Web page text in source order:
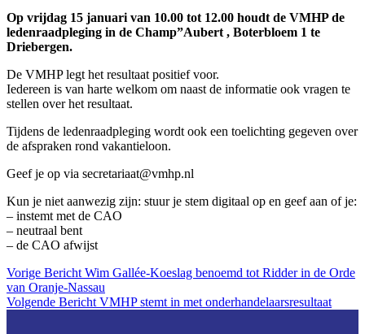
Op vrijdag 15 januari van 10.00 tot 12.00 houdt de VMHP de
ledenraadpleging in de Champ”Aubert , Boterbloem 1 te
Driebergen.
De VMHP legt het resultaat positief voor.
Iedereen is van harte welkom om naast de informatie ook vragen te
stellen over het resultaat.
Tijdens de ledenraadpleging wordt ook een toelichting gegeven over
de afspraken rond vakantieloon.
Geef je op via secretariaat@vmhp.nl
Kun je niet aanwezig zijn: stuur je stem digitaal op en geef aan of je:
– instemt met de CAO
– neutraal bent
– de CAO afwijst
Vorige Bericht Wim Gallée-Koeslag benoemd tot Ridder in de Orde
van Oranje-Nassau
Volgende Bericht VMHP stemt in met onderhandelaarsresultaat